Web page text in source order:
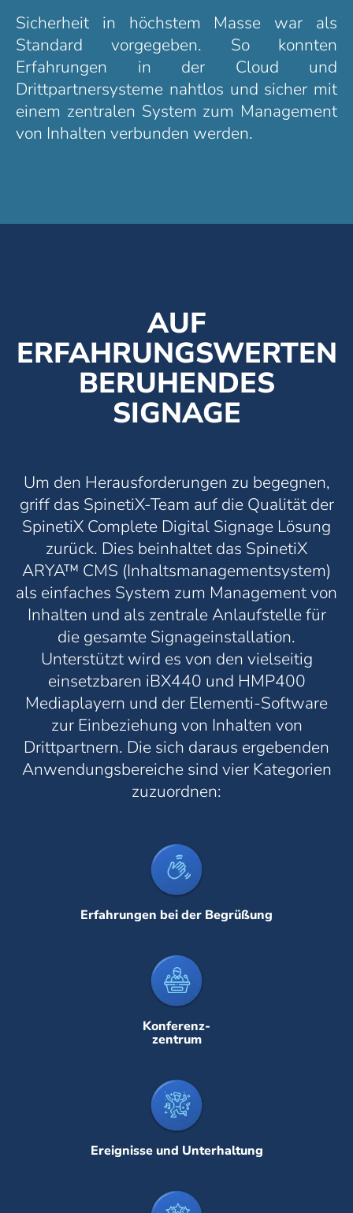
Sicherheit in höchstem Masse war als
Standard vorgegeben. So konnten
Erfahrungen in der Cloud und
Drittpartnersysteme nahtlos und sicher mit
einem zentralen System zum Management
von Inhalten verbunden werden.
AUF
ERFAHRUNGSWERTEN
BERUHENDES
SIGNAGE
Um den Herausforderungen zu begegnen,
griff das SpinetiX-Team auf die Qualität der
SpinetiX Complete Digital Signage Lösung
zurück. Dies beinhaltet das SpinetiX
ARYA™ CMS (Inhaltsmanagementsystem)
als einfaches System zum Management von
Inhalten und als zentrale Anlaufstelle für
die gesamte Signageinstallation.
Unterstützt wird es von den vielseitig
einsetzbaren iBX440 und HMP400
Mediaplayern und der Elementi-Software
zur Einbeziehung von Inhalten von
Drittpartnern. Die sich daraus ergebenden
Anwendungsbereiche sind vier Kategorien
zuzuordnen:
Erfahrungen bei der Begrüßung
Konferenz-
zentrum
Ereignisse und Unterhaltung